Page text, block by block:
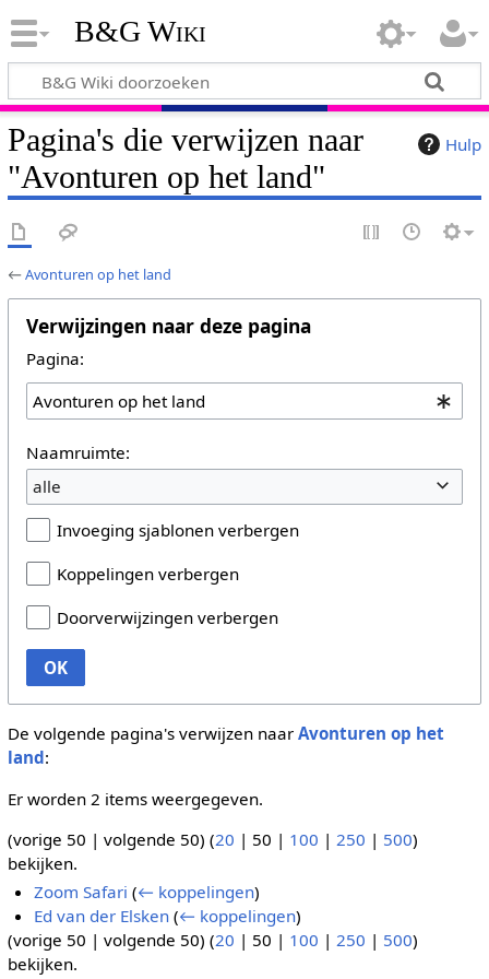
B&G Wiki
Hulp
Pagina's die verwijzen naar
"Avonturen op het land"
←Avonturen op het land
Verwijzingen naar deze pagina
Pagina:
Naamruimte:
alle
Invoeging sjablonen verbergen
Koppelingen verbergen
Doorverwijzingen verbergen
OK
De volgende pagina's verwijzen naar Avonturen op het
land:
Er worden 2 items weergegeven.
(vorige 50 | volgende 50) (20 | 50 | 100 | 250 | 500)
bekijken.
Zoom Safari (← koppelingen)
Ed van der Elsken (← koppelingen)
(vorige 50 | volgende 50) (20 | 50 | 100 | 250 | 500)
bekijken.